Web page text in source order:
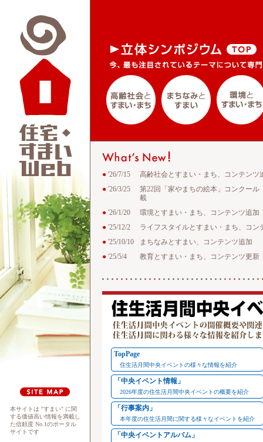
本サイトは "すまい" に関
する価値高い情報を満載し
た信頼度 No.1のポータル
サイトです
● '26/7/15
高齢社会とすまい・まち、コンテンツ
● '26/3/25
第22回「家やまちの絵本」コンクー
載
● '26/1/20
環境とすまい・まち、コンテンツ追加
● '25/12/2
ライフスタイルとすまい・まち、コン
● '25/10/10
まちなみとすまい、コンテンツ追加
● '25/5/4 教育とすまい・まち、コンテンツ更新
TopPage
住生活月間中央イベントの様々な情報を紹介
「中央イベント情報」
2026年度の住生活月間中央イベントの概要を紹介
「行事案内」
本年度の住生活月間に関する様々なイベントを紹介
「中央イベントアルバム」